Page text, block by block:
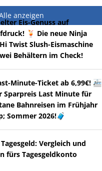
anzeigen
Eis-Genuss auf
🍹 Die neue Ninja
Twist Slush-Eismaschine
Behältern im Check!
Minute-Ticket ab 6,99€! 🚈
Sparpreis Last Minute für
Bahnreisen im Frühjahr
Sommer 2026!🧳
Vergleich und
fürs Tagesgeldkonto